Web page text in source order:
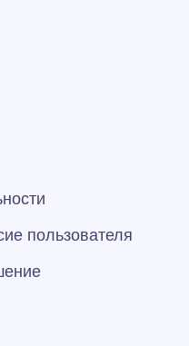
пользователя